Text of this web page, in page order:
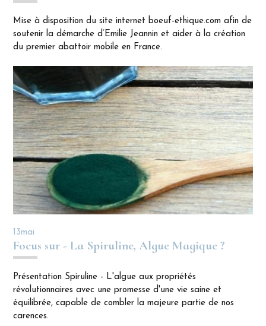
Mise à disposition du site internet boeuf-ethique.com afin de
soutenir la démarche d’Emilie Jeannin et aider à la création
du premier abattoir mobile en France.
13mai
Focus sur - La Spiruline, Algue Magique ?
Présentation Spiruline - L'algue aux propriétés
révolutionnaires avec une promesse d'une vie saine et
équilibrée, capable de combler la majeure partie de nos
carences.